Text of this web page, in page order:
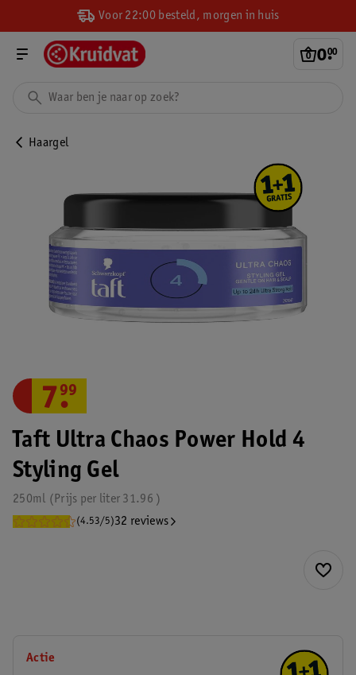
Voor 22:00 besteld, morgen in huis
0.
00
Haargel
Taft Ultra Chaos Power Hold 4
Styling Gel
250ml 31.96
Prijs per liter
(4.53/5)32 reviews
7.
99
Actie